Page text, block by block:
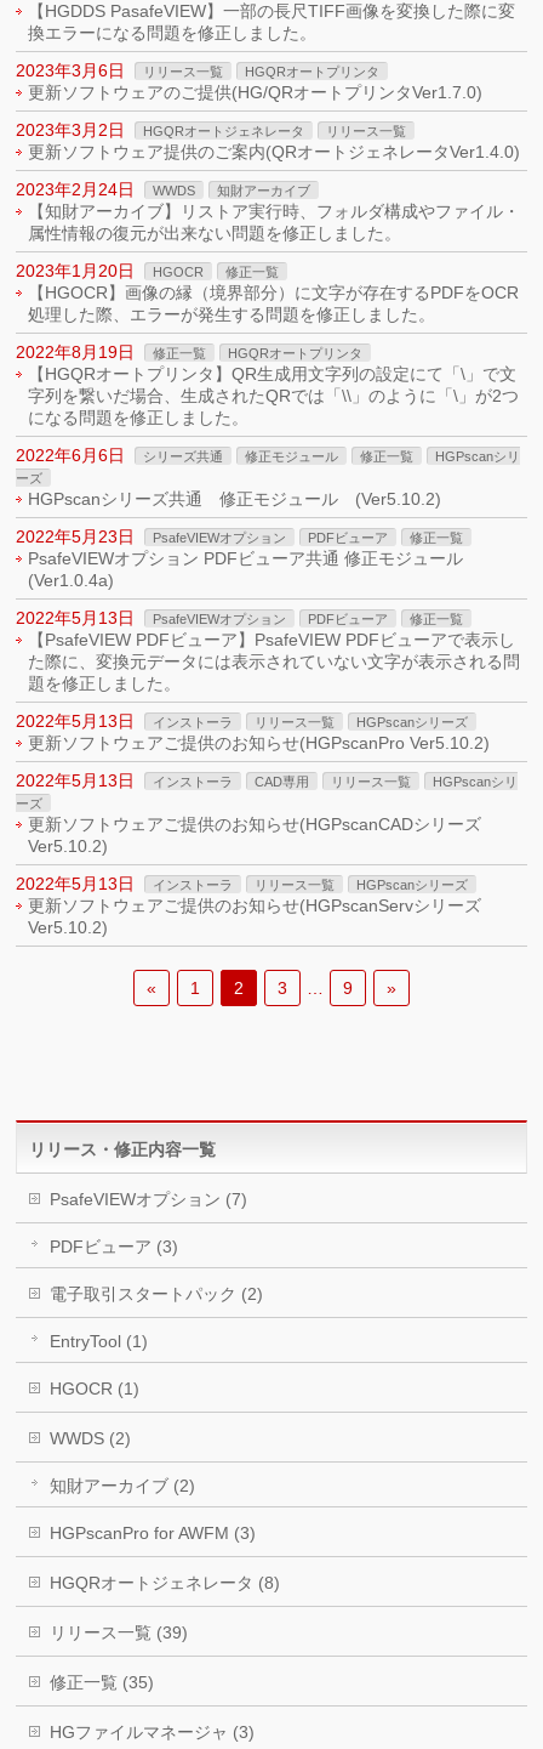
【HGDDS PasafeVIEW】一部の長尺TIFF画像を変換した際に変
換エラーになる問題を修正しました。
2023年3月6日
リリース一覧 HGQRオートプリンタ
更新ソフトウェアのご提供(HG/QRオートプリンタVer1.7.0)
2023年3月2日
HGQRオートジェネレータ リリース一覧
更新ソフトウェア提供のご案内(QRオートジェネレータVer1.4.0)
2023年2月24日
WWDS 知財アーカイブ
【知財アーカイブ】リストア実行時、フォルダ構成やファイル・
属性情報の復元が出来ない問題を修正しました。
2023年1月20日
HGOCR 修正一覧
【HGOCR】画像の縁（境界部分）に文字が存在するPDFをOCR
処理した際、エラーが発生する問題を修正しました。
2022年8月19日
修正一覧 HGQRオートプリンタ
【HGQRオートプリンタ】QR生成用文字列の設定にて「\」で文
字列を繋いだ場合、生成されたQRでは「\\」のように「\」が2つ
になる問題を修正しました。
2022年6月6日
シリーズ共通 修正モジュール 修正一覧
HGPscanシリ
ーズ
HGPscanシリーズ共通 修正モジュール (Ver5.10.2)
2022年5月23日
PsafeVIEWオプション PDFビューア 修正一覧
PsafeVIEWオプション PDFビューア共通 修正モジュール
(Ver1.0.4a)
2022年5月13日
PsafeVIEWオプション PDFビューア 修正一覧
【PsafeVIEW PDFビューア】PsafeVIEW PDFビューアで表示し
た際に、変換元データには表示されていない文字が表示される問
題を修正しました。
2022年5月13日
インストーラ リリース一覧 HGPscanシリーズ
更新ソフトウェアご提供のお知らせ(HGPscanPro Ver5.10.2)
2022年5月13日
インストーラ CAD専用 リリース一覧
HGPscanシリ
ーズ
更新ソフトウェアご提供のお知らせ(HGPscanCADシリーズ
Ver5.10.2)
2022年5月13日
インストーラ リリース一覧 HGPscanシリーズ
更新ソフトウェアご提供のお知らせ(HGPscanServシリーズ
Ver5.10.2)
« 1 2 3 9 »
リリース・修正内容一覧
PsafeVIEWオプション (7)
PDFビューア (3)
電子取引スタートパック (2)
EntryTool (1)
HGOCR (1)
WWDS (2)
知財アーカイブ (2)
HGPscanPro for AWFM (3)
HGQRオートジェネレータ (8)
リリース一覧 (39)
修正一覧 (35)
HGファイルマネージャ (3)